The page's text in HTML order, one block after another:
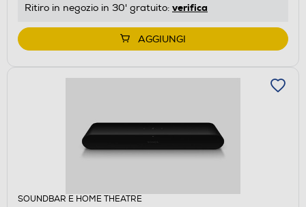
Ritiro in negozio in 30' gratuito: verifica
AGGIUNGI
SOUNDBAR E HOME THEATRE